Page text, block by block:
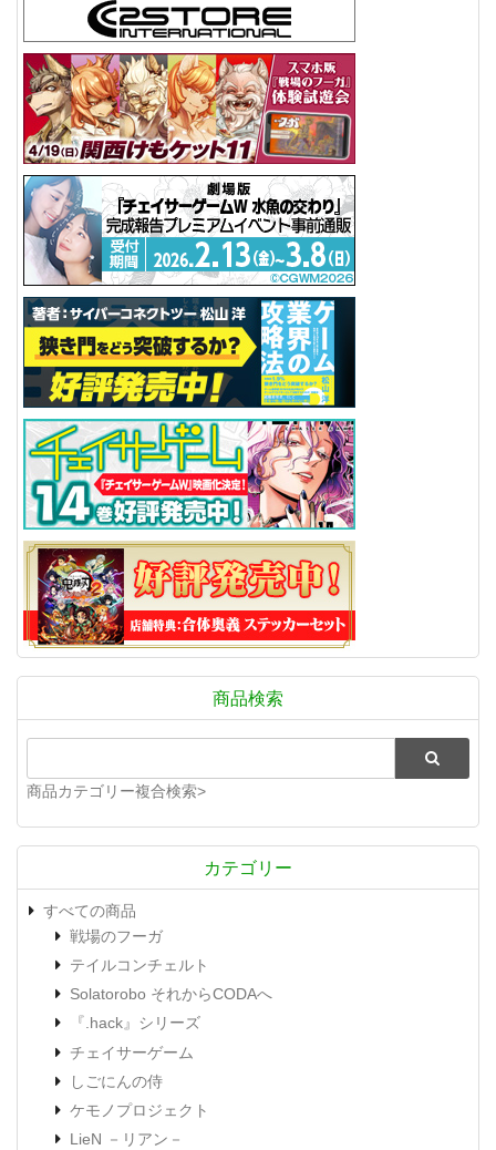
商品検索
商品カテゴリー複合検索>
カテゴリー
すべての商品
戦場のフーガ
テイルコンチェルト
Solatorobo それからCODAへ
『.hack』シリーズ
チェイサーゲーム
しごにんの侍
ケモノプロジェクト
LieN －リアン－